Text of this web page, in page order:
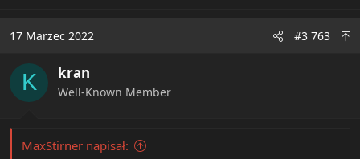
17 Marzec 2022 #3 763
K kran
Well-Known Member
MaxStirner napisał: